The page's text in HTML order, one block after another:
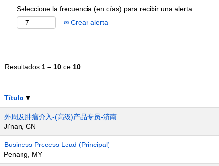
Seleccione la frecuencia (en días) para recibir una alerta:
Crear alerta
Resultados 1 – 10 de 10
Título
外周及肿瘤介入-(高级)产品专员-济南
Ji'nan, CN
Business Process Lead (Principal)
Penang, MY